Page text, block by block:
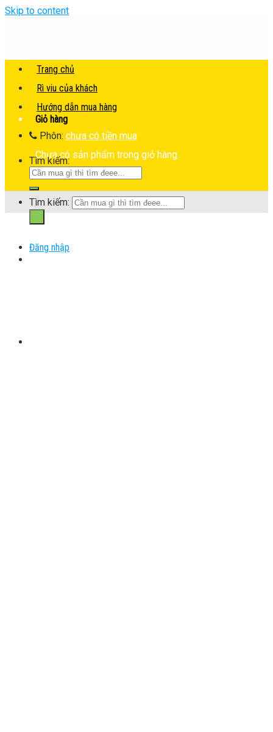
Skip to content
Giỏ hàng
Chưa có sản phẩm trong giỏ hàng.
Tìm kiếm:
Đăng nhập
Trang chủ
Rì viu của khách
Hướng dẫn mua hàng
Phôn: chưa có tiền mua
Tìm kiếm: